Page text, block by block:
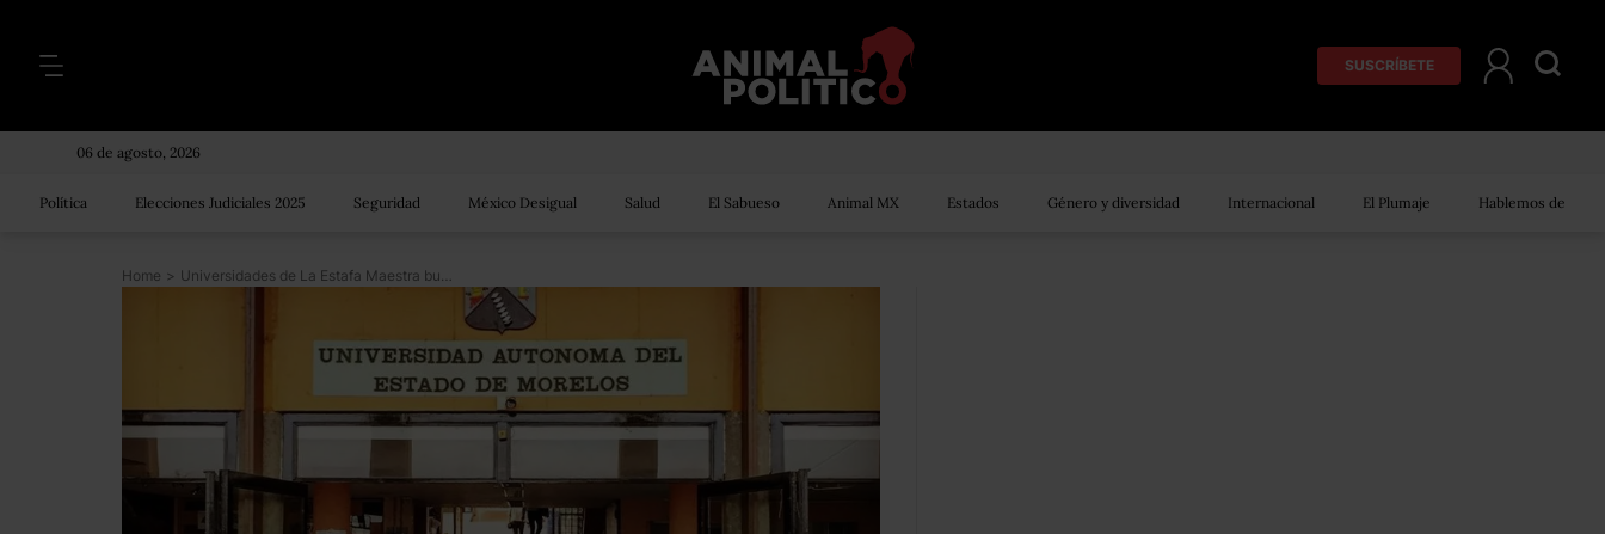
SUSCRÍBETE
06 de agosto, 2026
Política Elecciones Judiciales 2025 Seguridad México Desigual Salud El Sabueso Animal MX Estados Género y diversidad Internacional El Plumaje Hablemos de
Home > Universidades de La Estafa Maestra buscan rescate financiero; Legislativo pedirá transparencia